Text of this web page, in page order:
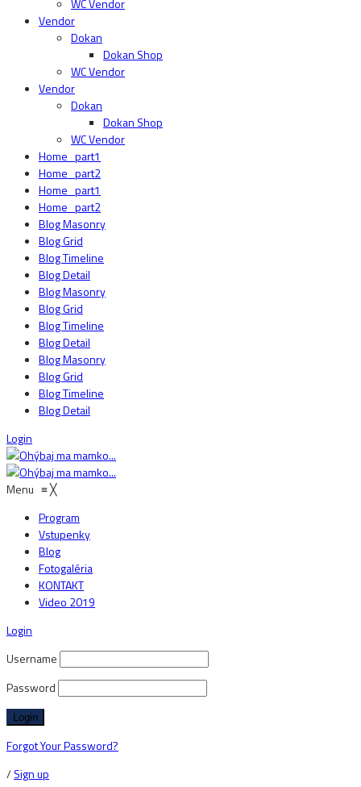
WC Vendor
Vendor
Dokan
Dokan Shop
WC Vendor
Vendor
Dokan
Dokan Shop
WC Vendor
Home_part1
Home_part2
Home_part1
Home_part2
Blog Masonry
Blog Grid
Blog Timeline
Blog Detail
Blog Masonry
Blog Grid
Blog Timeline
Blog Detail
Blog Masonry
Blog Grid
Blog Timeline
Blog Detail
Login
Menu ≡╳
Program
Vstupenky
Blog
Fotogaléria
KONTAKT
Video 2019
Login
Username
Password
Forgot Your Password?
/Sign up